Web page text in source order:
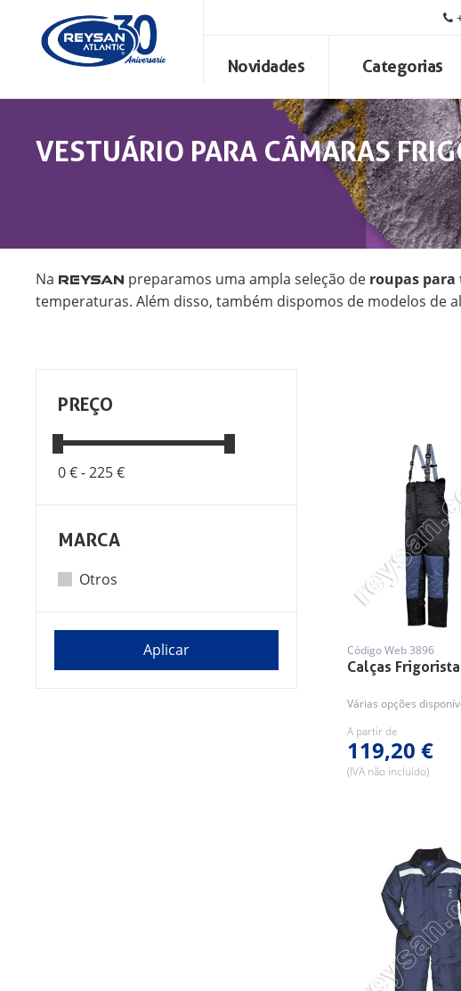
Novidades Categorias
VESTUÁRIO PARA CÂMARAS
Na REYSAN preparamos uma ampla seleção de roupas
temperaturas. Além disso, também dispomos de modelos de
PREÇO
0 € -225 €
MARCA
Otros
Calças
Código Web 3896
Várias opções
A partir de
119,20 €
(IVA não incluído)